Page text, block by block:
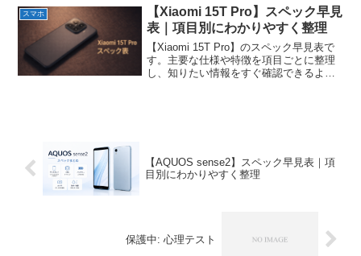
スマホ
【Xiaomi 15T Pro】スペック早見
表｜項目別にわかりやすく整理
【Xiaomi 15T Pro】のスペック早見表で
す。主要な仕様や特徴を項目ごとに整理
し、知りたい情報をすぐ確認できるよう
【AQUOS sense2】スペック早見表｜項
目別にわかりやすく整理
保護中: 心理テスト